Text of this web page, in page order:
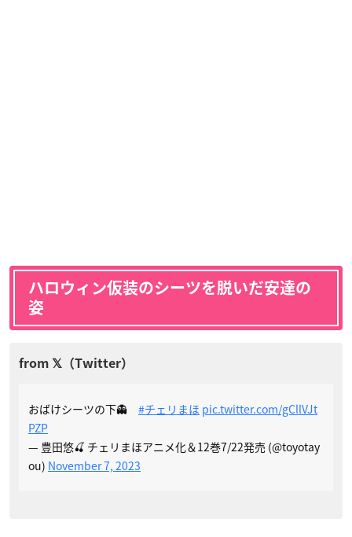
ハロウィン仮装のシーツを脱いだ安達の
姿
おばけシーツの下👻 #チェリまほ pic.twitter.com/gCllVJt
PZP
— 豊田悠🍒 チェリまほアニメ化＆12巻7/22発売 (@toyotay
ou) November 7, 2023